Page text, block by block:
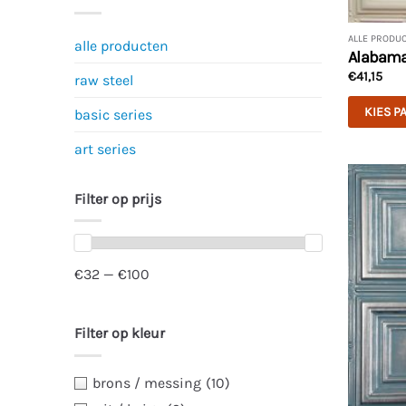
alle producten
raw steel
basic series
art series
Filter op prijs
€32 — €100
Filter op kleur
brons / messing (10)
ALLE
€41,15
KIES
heeft
meerdere
variaties.
Deze
optie
kan
gekozen
worden
op
de